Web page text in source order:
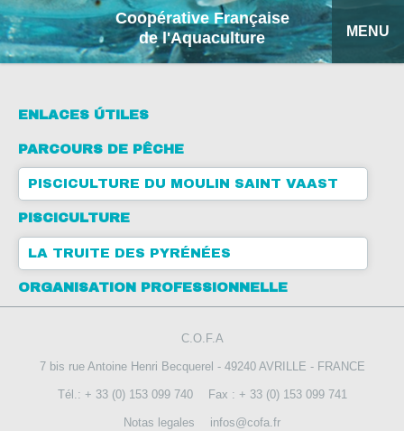
Coopérative Française
de l'Aquaculture
MENU
FICHAS EXPLICATIVAS
COFA
MI COTIZACIÓN
BUSCAR
ENGLISH
ENLACES ÚTILES
PARCOURS DE PÊCHE
PISCICULTURE DU MOULIN SAINT VAAST
PISCICULTURE
LA TRUITE DES PYRÉNÉES
ORGANISATION PROFESSIONNELLE
C.O.F.A
7 bis rue Antoine Henri Becquerel - 49240 AVRILLE - FRANCE
Tél.: + 33 (0) 153 099 740 Fax : + 33 (0) 153 099 741
Notas legales infos@cofa.fr